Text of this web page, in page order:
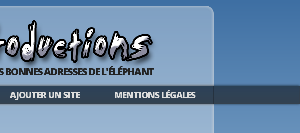
BONNES ADRESSES DE L'ÉLÉPHANT
AJOUTER UN SITE MENTIONS LÉGALES